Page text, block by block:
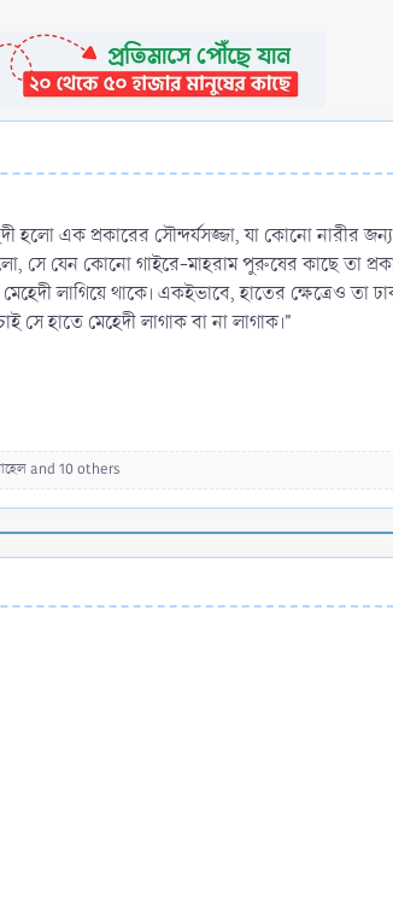
হলো এক প্রকারের সৌন্দর্যসজ্জা, যা কোনো নারীর
সে যেন কোনো গাইরে-মাহরাম পুরুষের কাছে তা
লাগিয়ে থাকে। একইভাবে, হাতের ক্ষেত্রেও তা
হাতে মেহেদী লাগাক বা না লাগাক।"
and 10 others